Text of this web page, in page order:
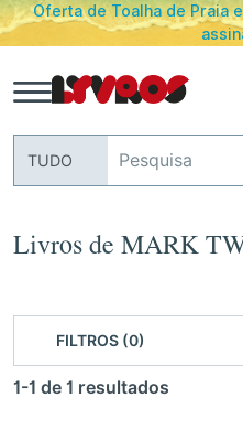
≥ 30€ de artigos
TUDO
Livros de MARK
FILTROS (0)
1-1 de 1 resultados